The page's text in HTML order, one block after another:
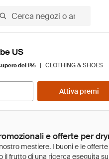
US
del 1% | CLOTHING & SHOES
Attiva premi
e offerte per